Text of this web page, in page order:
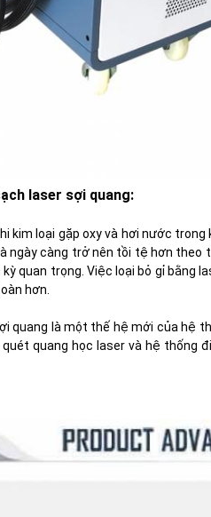
laser sợi quang:
kim loại gặp oxy và hơi nước
ngày càng trở nên tồi tệ hơn theo
kỳ quan trọng. Việc loại bỏ gỉ bằng
hơn.
quang là một thế hệ mới của hệ
quang học laser và hệ thống